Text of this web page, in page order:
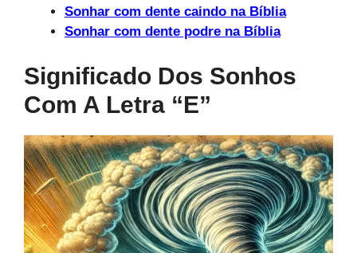
Sonhar com dente caindo na Bíblia
Sonhar com dente podre na Bíblia
Significado Dos Sonhos
Com A Letra “e”